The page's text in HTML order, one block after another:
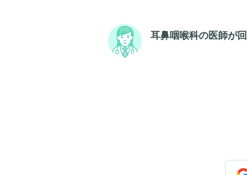
耳鼻咽喉科の医師が